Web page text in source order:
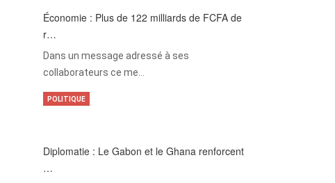
Économie : Plus de 122 milliards de FCFA de
r…
Dans un message adressé à ses
collaborateurs ce me…
Diplomatie : Le Gabon et le Ghana renforcent
…
POLITIQUE